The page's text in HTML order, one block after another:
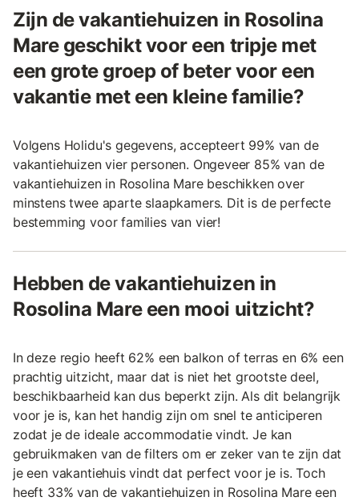
Zijn de vakantiehuizen in Rosolina
Mare geschikt voor een tripje met
een grote groep of beter voor een
vakantie met een kleine familie?
Volgens Holidu's gegevens, accepteert 99% van de
vakantiehuizen vier personen. Ongeveer 85% van de
vakantiehuizen in Rosolina Mare beschikken over
minstens twee aparte slaapkamers. Dit is de perfecte
bestemming voor families van vier!
Hebben de vakantiehuizen in
Rosolina Mare een mooi uitzicht?
In deze regio heeft 62% een balkon of terras en 6% een
prachtig uitzicht, maar dat is niet het grootste deel,
beschikbaarheid kan dus beperkt zijn. Als dit belangrijk
voor je is, kan het handig zijn om snel te anticiperen
zodat je de ideale accommodatie vindt. Je kan
gebruikmaken van de filters om er zeker van te zijn dat
je een vakantiehuis vindt dat perfect voor je is. Toch
heeft 33% van de vakantiehuizen in Rosolina Mare een